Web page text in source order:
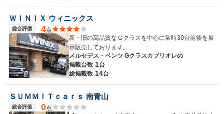
ＷＩＮＩＸ ウィニックス
総合評価 4点
新・旧の高品質なＧクラスを中心に常時30台前後を展
示販売しております。
メルセデス・ベンツ Gクラスカブリオレの
掲載台数 1台
総掲載数 14台
ＳＵＭＭＩＴｃａｒｓ 南青山
総合評価 0点